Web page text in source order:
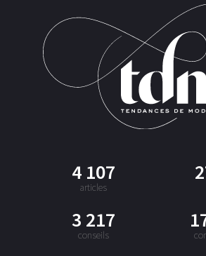
4 107
articles
3 217
conseils